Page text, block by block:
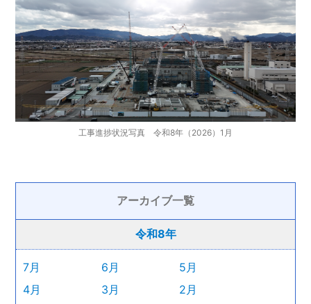
アーカイブ一覧
令和8年
7月 6月
5月
4月
3月
2月
工事進捗状況写真 令和8年（2026）1月